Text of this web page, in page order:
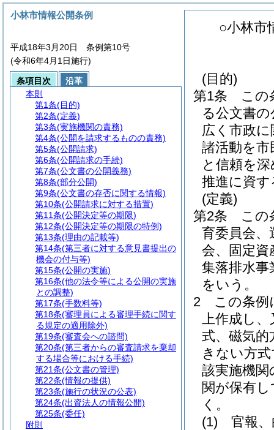
○小林市
(目的)
第1条
この
る公文書
広く市政
諸活動を
と信頼を
推進に資
(定義)
第2条
この
育委員会、
会、固定資
集落排水事
をいう。
2
この条例
上作成し、
式、磁気
きない方
該実施機
関が保有
く。
(1)
官報
小林市情報公開条例
平成18年3月20日 条例第10号
(令和6年4月1日施行)
条項目次
沿革
本則
第1条(目的)
第2条(定義)
第3条(実施機関の責務)
第4条(公開を請求するものの責務)
第5条(公開請求)
第6条(公開請求の手続)
第7条(公文書の公開義務)
第8条(部分公開)
第9条(公文書の存否に関する情報)
第10条(公開請求に対する措置)
第11条(公開決定等の期限)
第12条(公開決定等の期限の特例)
第13条(理由の記載等)
第14条(第三者に対する意見書提出の
機会の付与等)
第15条(公開の実施)
第16条(他の法令等による公開の実施
との調整)
第17条(手数料等)
第18条(審理員による審理手続に関す
る規定の適用除外)
第19条(審査会への諮問)
第20条(第三者からの審査請求を棄却
する場合等における手続)
第21条(公文書の管理)
第22条(情報の提供)
第23条(施行の状況の公表)
第24条(出資法人の情報公開)
第25条(委任)
附則